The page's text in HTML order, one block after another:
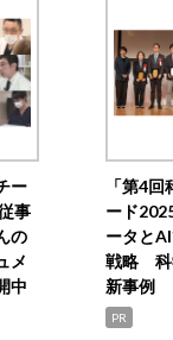
ー
事
の
メ
中
「第4
ード
ータと
戦略 科
新事例
PR